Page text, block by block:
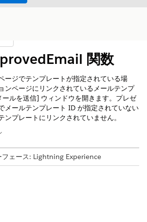
関数
ージでテンプレートが指定されている場
ンページにリンクされているメールテンプ
ルを送信] ウィンドウを開きます。プレゼ
メールテンプレート ID が指定されていない
ンプレートにリンクされていません。
フェース: Lightning Experience
管理パッケージが付属する